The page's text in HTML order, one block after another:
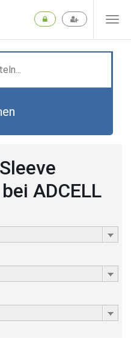
ADCELL